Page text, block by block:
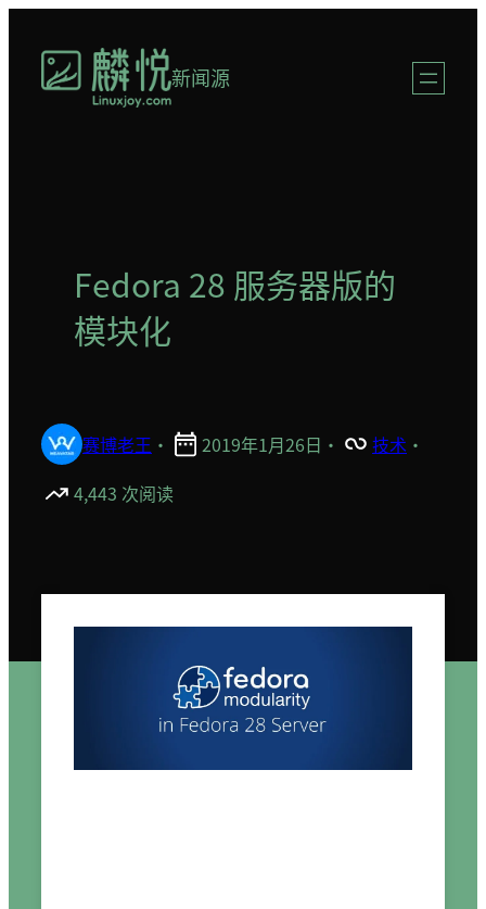
新闻源
Fedora 28 服务器版的
模块化
赛博老王 · 2019年1月26日 · 技术 ·
4,443 次阅读